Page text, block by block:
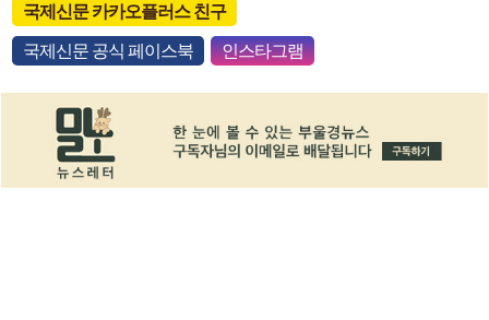
국제신문 카카오플러스 친구
국제신문 공식 페이스북 인스타그램